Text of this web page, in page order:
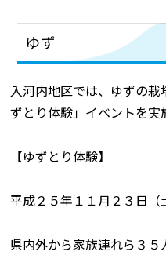
ゆず
入河内地区では、ゆずの
ずとり体験」イベントを実
【ゆずとり体験】
平成２５年１１月２３日（
県内外から家族連れら３